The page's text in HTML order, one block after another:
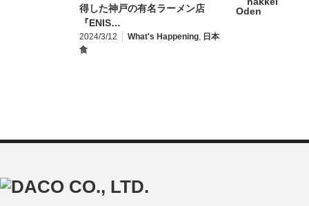
得した神戸の有名ラーメン店
『ENIS…
2024/3/12 What's Happening, 日本
食